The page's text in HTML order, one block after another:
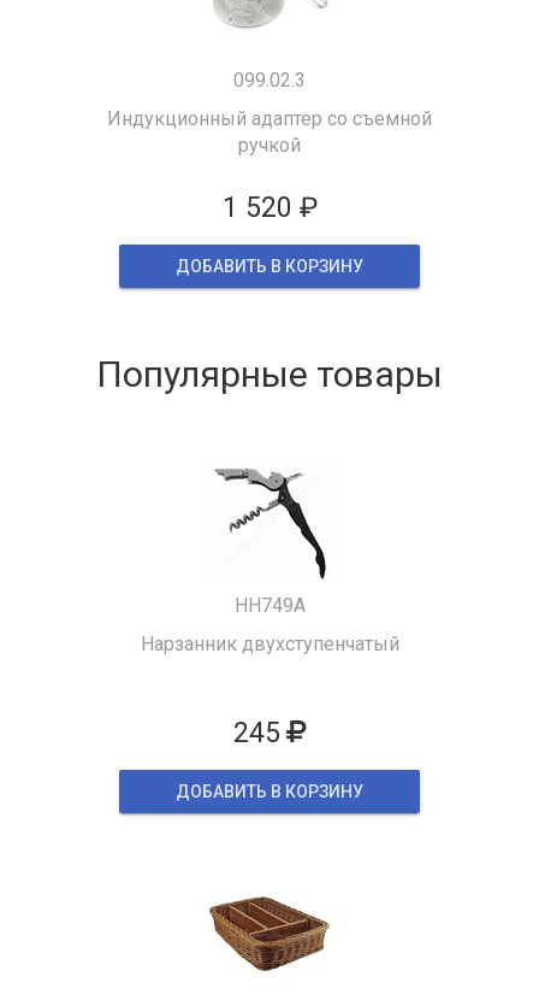
099.02.3
Индукционный адаптер со съемной
ручкой
1 520 ₽
ДОБАВИТЬ В КОРЗИНУ
Популярные товары
HH749A
Нарзанник двухступенчатый
245
ДОБАВИТЬ В КОРЗИНУ